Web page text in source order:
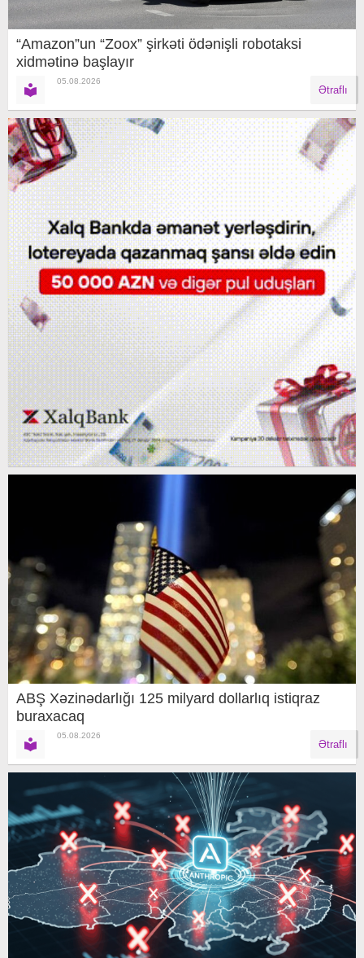
“Amazon”un “Zoox” şirkəti ödənişli robotaksi
xidmətinə başlayır
05.08.2026
Ətraflı
ABŞ Xəzinədarlığı 125 milyard dollarlıq istiqraz
buraxacaq
05.08.2026
Ətraflı